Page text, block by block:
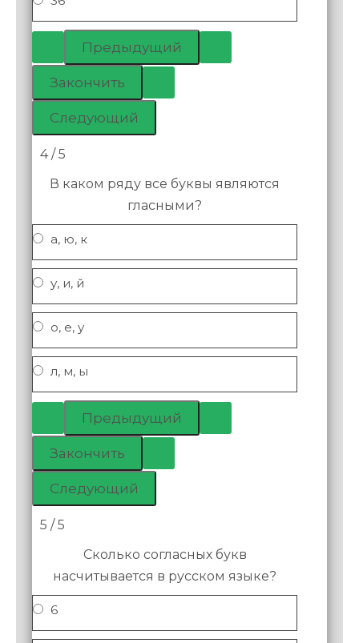
4 / 5
В каком ряду все буквы являются
гласными?
а, ю, к
у, и, й
о, е, у
л, м, ы
5 / 5
Сколько согласных букв
насчитывается в русском языке?
6